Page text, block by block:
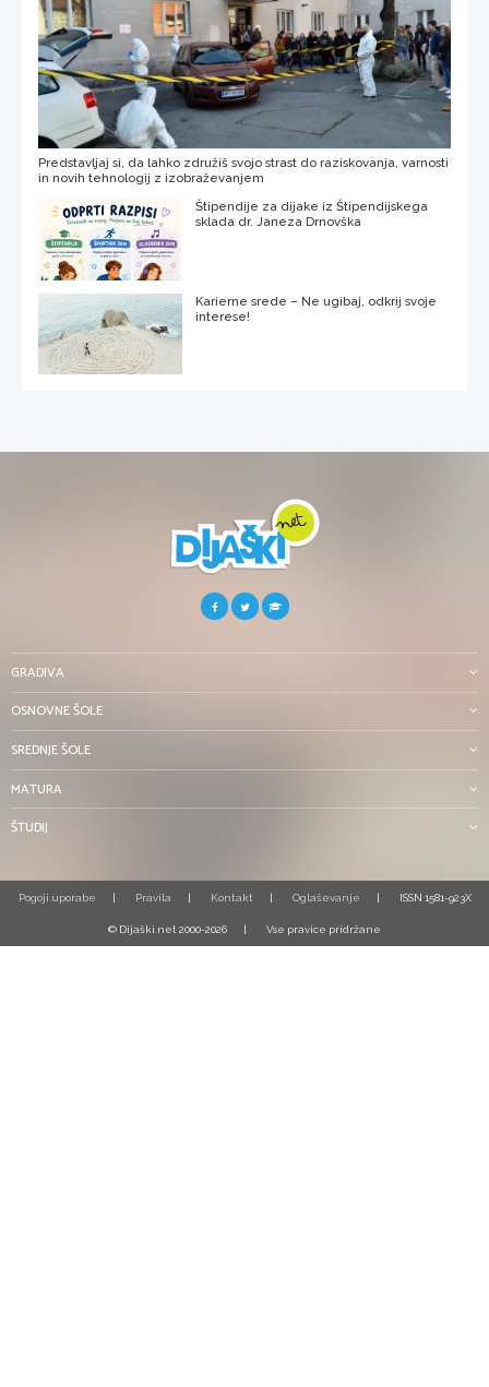
Predstavljaj si, da lahko združiš svojo strast do raziskovanja, varnosti
in novih tehnologij z izobraževanjem
Štipendije za dijake iz Štipendijskega
sklada dr. Janeza Drnovška
Karierne srede – Ne ugibaj, odkrij svoje
interese!
GRADIVA
OSNOVNE ŠOLE
SREDNJE ŠOLE
MATURA
ŠTUDIJ
Pogoji uporabe Pravila Kontakt Oglaševanje ISSN 1581-923X
© Dijaški.net 2000-2026 Vse pravice pridržane